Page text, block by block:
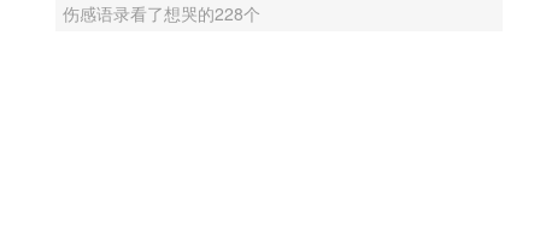
伤感语录看了想哭的228个